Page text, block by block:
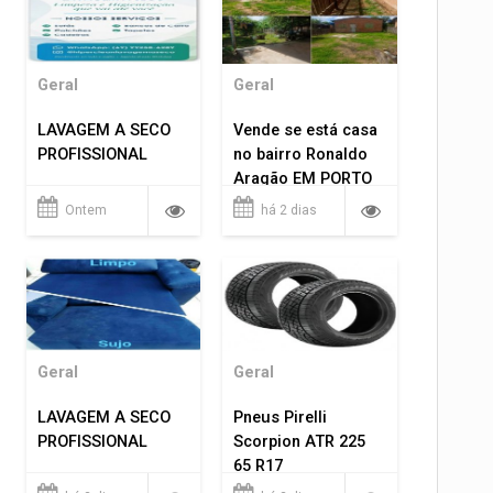
Geral
LAVAGEM A SECO
PROFISSIONAL
Ontem
Geral
Vende se está casa
no bairro Ronaldo
Aragão EM PORTO
VELHO RO.
há 2 dias
Geral
LAVAGEM A SECO
PROFISSIONAL
Geral
Pneus Pirelli
Scorpion ATR 225
65 R17